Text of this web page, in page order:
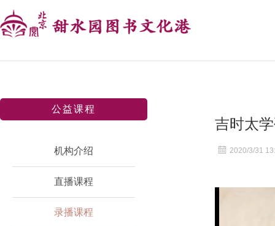
公益课程
机构介绍
直播课程
录播课程
吉时太
2020/3/31